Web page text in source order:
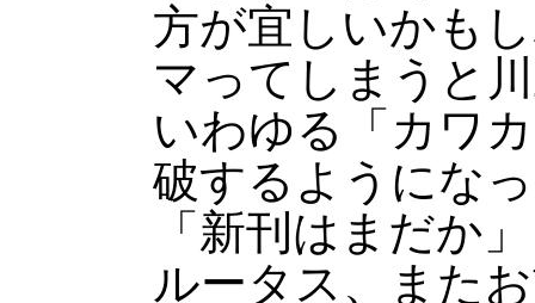
方が宜しいかも
マってしまうと
いわゆる「カワ
破するようにな
「新刊はまだか
ルータス、また